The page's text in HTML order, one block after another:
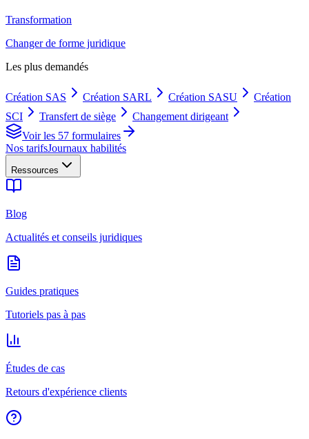
Transformation
Changer de forme juridique
Les plus demandés
Création SAS Création SARL Création SASU
Création
SCI
Transfert de siège
Changement dirigeant
Voir les 57 formulaires
Nos tarifsJournaux habilités
Ressources
Blog
Actualités et conseils juridiques
Guides pratiques
Tutoriels pas à pas
Études de cas
Retours d'expérience clients